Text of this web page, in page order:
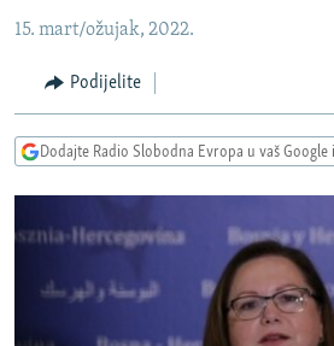
glavnu
Pređite
na
pretragu
CRNA GORA
VIZUELNO
RAT U UKRAJINI
ISPRIČAJ MI
15. mart/ožujak, 2022.
Podijelite
Dodajte Radio Slobodna Evropa u vaš Google